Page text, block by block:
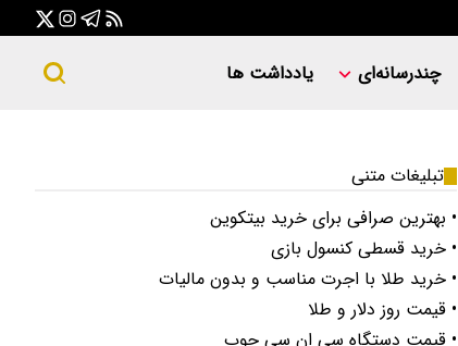
چندرسانه‌ای یادداشت ها
تبلیغات متنی
• بهترین صرافی برای خرید بیتکوین
• خرید قسطی کنسول بازی
• خرید طلا با اجرت مناسب و بدون مالیات
• قیمت روز دلار و طلا
• قیمت دستگاه سی ان سی چوب